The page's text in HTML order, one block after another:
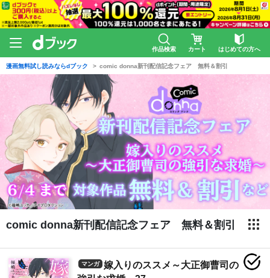
作品検索 カート はじめての方へ
漫画無料試し読みならdブック comic donna新刊配信記念フェア 無料＆割引
comic donna新刊配信記念フェア 無料＆割引
マンガ
嫁入りのススメ～大正御曹司の